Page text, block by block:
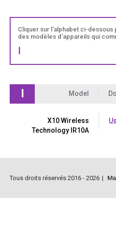
Cliquer sur l'alphabet ci-dessous
des modèles d'appareils qui
I
I Model
X10 Wireless
Technology IR10A
Tous droits réservés 2016 - 2026 |